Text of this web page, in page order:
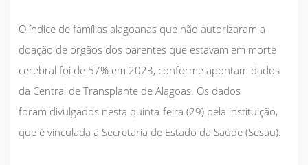
O índice de famílias alagoanas que não autorizaram a
doação de órgãos dos parentes que estavam em morte
cerebral foi de 57% em 2023, conforme apontam dados
da Central de Transplante de Alagoas. Os dados
foram divulgados nesta quinta-feira (29) pela instituição,
que é vinculada à Secretaria de Estado da Saúde (Sesau).